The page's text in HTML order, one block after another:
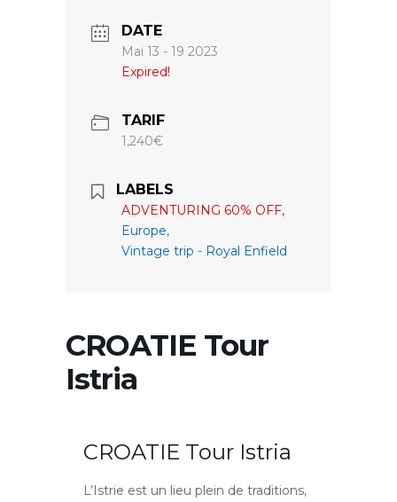
DATE
Mai 13 - 19 2023
Expired!
TARIF
1,240€
LABELS
ADVENTURING 60% OFF,
Europe,
Vintage trip - Royal Enfield
CROATIE Tour
Istria
CROATIE Tour Istria
L’Istrie est un lieu plein de traditions,